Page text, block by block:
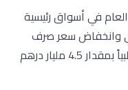
في أسواق رئيسية
وانخفاض سعر صرف
الروبية الباكستانية، على ربحية الناقلة سلبياً بمقدار 4.5 مليار درهم